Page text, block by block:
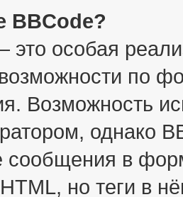
BBCode?
это особая
по
Возможность
однако
сообщения в
но теги в